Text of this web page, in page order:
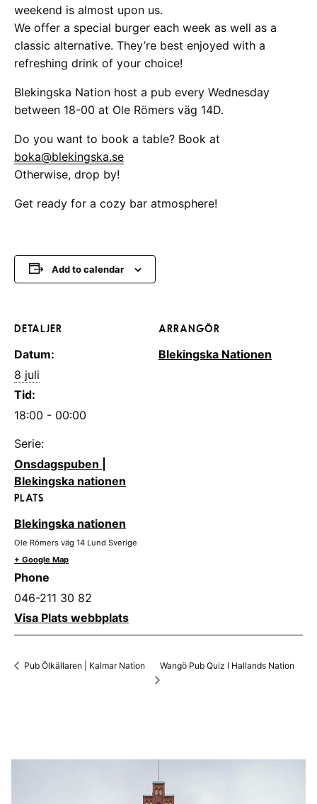
weekend is almost upon us.
We offer a special burger each week as well as a
classic alternative. They’re best enjoyed with a
refreshing drink of your choice!
Blekingska Nation host a pub every Wednesday
between 18-00 at Ole Römers väg 14D.
Do you want to book a table? Book at
boka@blekingska.se
Otherwise, drop by!
Get ready for a cozy bar atmosphere!
Add to calendar
DETALJER
Datum:
8 juli
Tid:
18:00 - 00:00
Serie:
Onsdagspuben |
Blekingska nationen
PLATS
Blekingska nationen
Ole Römers väg 14 Lund Sverige
+ Google Map
Phone
046-211 30 82
Visa Plats webbplats
ARRANGÖR
Blekingska Nationen
Pub Ölkällaren | Kalmar Nation Wangö Pub Quiz I Hallands Nation